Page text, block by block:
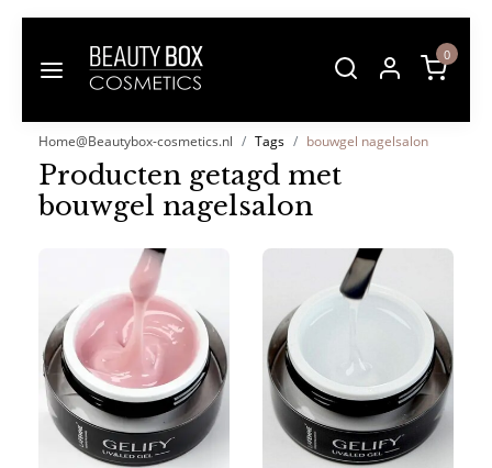
0
Home@Beautybox-cosmetics.nl Tags bouwgel nagelsalon
Producten getagd met
bouwgel nagelsalon